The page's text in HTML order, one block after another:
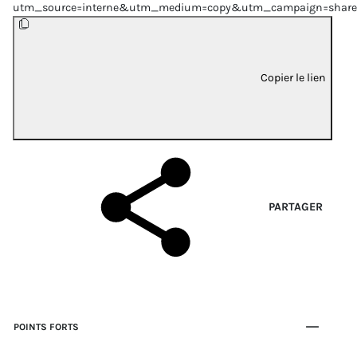
Copier le lien
PARTAGER
POINTS FORTS